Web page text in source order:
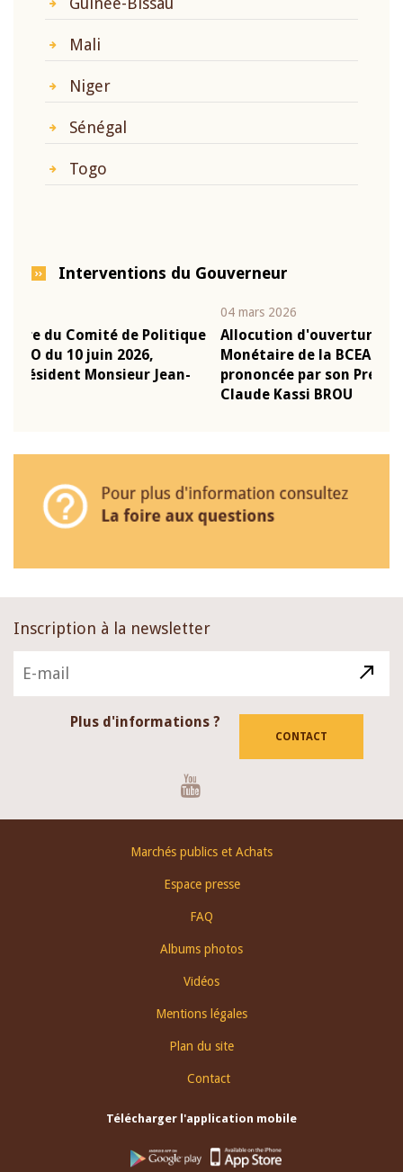
Mali
Niger
Sénégal
Togo
Interventions du Gouverneur
Allocution d'ouverture du Comité de Politique
Monétaire de la BCEAO du 4 mars 2026,
prononcée par son Président Monsieur Jean-
Inscription à la newsletter
Plus d'informations ?
CONTACT
Marchés publics et Achats
Espace presse
FAQ
Albums photos
Vidéos
Mentions légales
Plan du site
Contact
Télécharger l'application mobile